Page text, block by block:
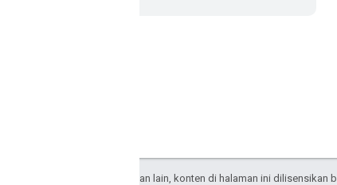
Kecuali dinyatakan lain, konten di halaman ini dilisensikan